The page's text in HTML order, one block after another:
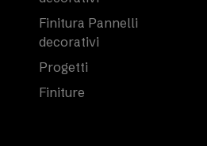
Finitura Pannelli
decorativi
Progetti
Finiture